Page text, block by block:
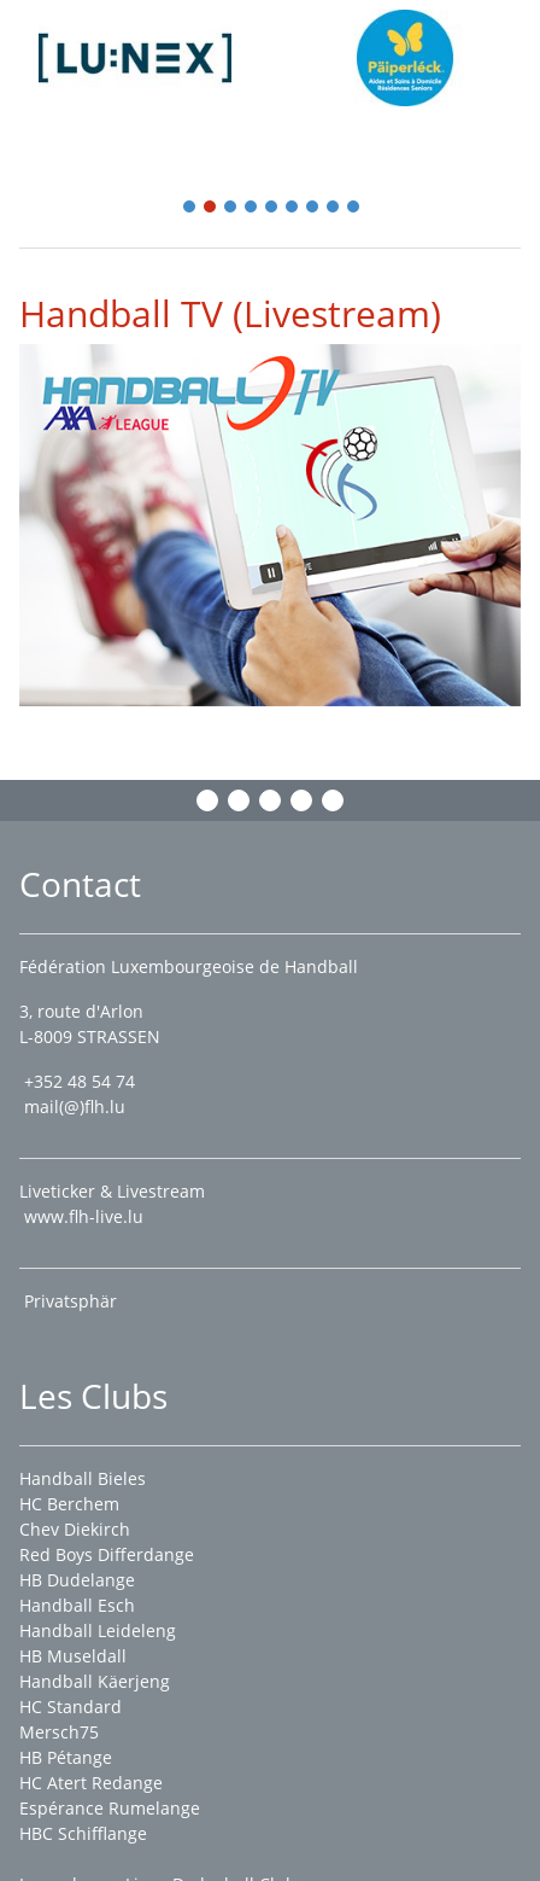
1 2 3 4 5 6 7 8 9
Handball TV (Livestream)
Contact
Fédération Luxembourgeoise de Handball
3, route d'Arlon
L-8009 STRASSEN
+352 48 54 74
mail(@)flh.lu
Liveticker & Livestream
www.flh-live.lu
Privatsphär
Les Clubs
Handball Bieles
HC Berchem
Chev Diekirch
Red Boys Differdange
HB Dudelange
Handball Esch
Handball Leideleng
HB Museldall
Handball Käerjeng
HC Standard
Mersch75
HB Pétange
HC Atert Redange
Espérance Rumelange
HBC Schifflange